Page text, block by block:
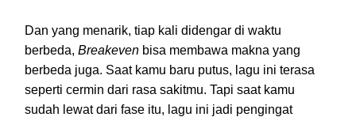
Dan yang menarik, tiap kali didengar di waktu
berbeda, Breakeven bisa membawa makna yang
berbeda juga. Saat kamu baru putus, lagu ini terasa
seperti cermin dari rasa sakitmu. Tapi saat kamu
sudah lewat dari fase itu, lagu ini jadi pengingat